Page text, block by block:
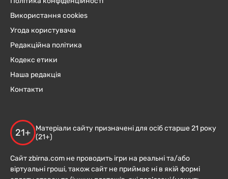
Використання cookies
Угода користувача
Редакційна політика
Кодекс етики
Наша редакція
Контакти
21+
Матеріали сайту призначені для осіб старше 21 року
(21+)
Сайт zbirna.com не проводить ігри на реальні та/або
віртуальні гроші, також сайт не приймає ні в якій формі